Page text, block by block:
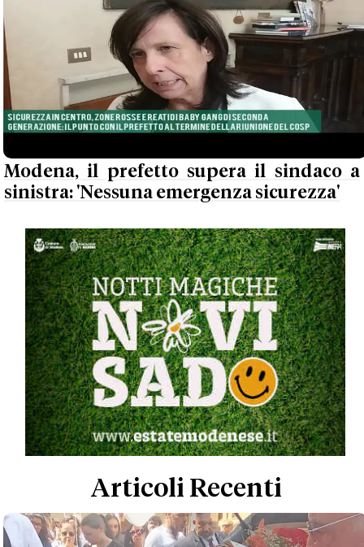
Modena, il prefetto supera il sindaco a
sinistra: 'Nessuna emergenza sicurezza'
Articoli Recenti